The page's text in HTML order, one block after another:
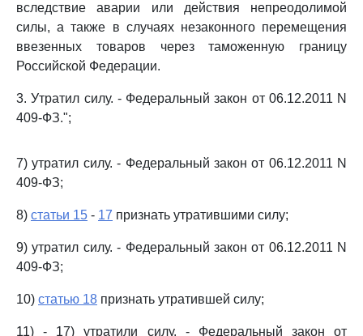
вследствие аварии или действия непреодолимой
силы, а также в случаях незаконного перемещения
ввезенных товаров через таможенную границу
Российской Федерации.
3. Утратил силу. - Федеральный закон от 06.12.2011 N
409-ФЗ.";
7) утратил силу. - Федеральный закон от 06.12.2011 N
409-ФЗ;
8) статьи 15 - 17 признать утратившими силу;
9) утратил силу. - Федеральный закон от 06.12.2011 N
409-ФЗ;
10) статью 18 признать утратившей силу;
11) - 17) утратили силу. - Федеральный закон от